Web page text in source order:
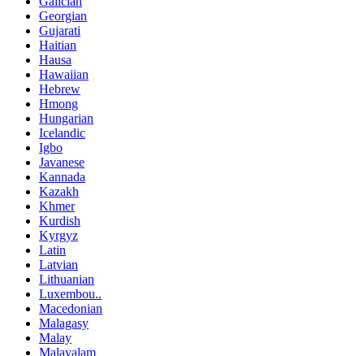
Georgian
Gujarati
Haitian
Hausa
Hawaiian
Hebrew
Hmong
Hungarian
Icelandic
Igbo
Javanese
Kannada
Kazakh
Khmer
Kurdish
Kyrgyz
Latin
Latvian
Lithuanian
Luxembou..
Macedonian
Malagasy
Malay
Malayalam